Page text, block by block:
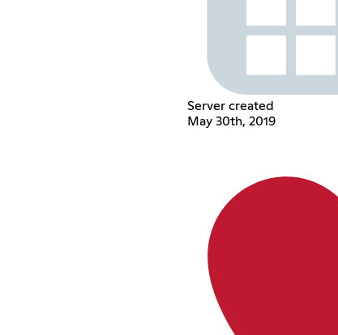
Server created
May 30th, 2019